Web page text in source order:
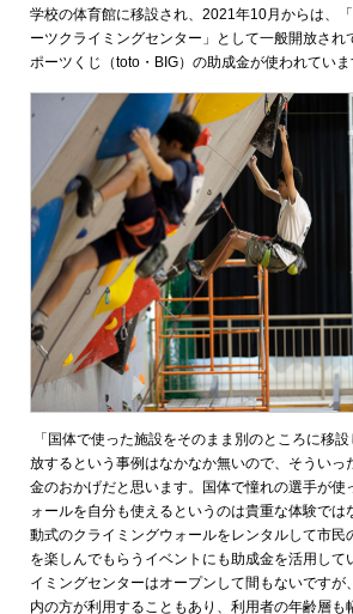
学校の体育館に移設され、2021年10月からは、
ーツクライミングセンター」として一般開放され
ポーツくじ（toto・BIG）の助成金が使われていま
「国体で使った施設をそのまま別のところに移
放するという事例はなかなか無いので、そういっ
金のおかげだと思います。国体で憧れの選手が使
ォールを自分も使えるというのは貴重な体験では
動式のクライミングウォールをレンタルして市民
を楽しんでもらうイベントにも助成金を活用して
イミングセンターはオープンして間もないですが
内の方が利用することもあり、利用者の年齢層も